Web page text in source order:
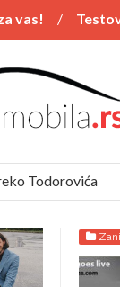
vas!
Polovnjaci
Todorovića